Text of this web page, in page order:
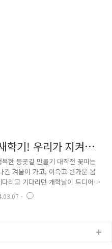
학기! 우리가 지켜주
한 등굣길 만들기 대작전 꽃피는
겨울이 가고, 이윽고 반가운 봄
리고 기다리던 개학날이 드디어
떨리는 마음을 안고 새 가방, 새
로 들뜬 표정이 하나같이 행복
처음이지? 웅성웅성 왁짜지껄- 서